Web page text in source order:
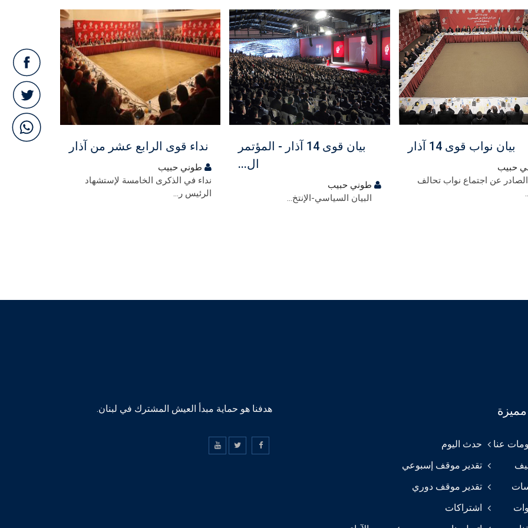
بيان نواب قوى 14 آذار
حبيب
الصادر عن اجتماع نواب تحالف
مجاني
بيان قوى 14 آذار - المؤتمر
ال...
طوني حبيب
البيان السياسي-الإنتخ...
مجاني
نداء قوى الرابع عشر من آذار
طوني حبيب
نداء في الذكرى الخامسة لإستشهاد
الرئيس ر...
مجاني
هدفنا هو حماية مبدأ العيش المشترك في لبنان.
عنا
حدث اليوم
تقدير موقف إسبوعي
تقدير موقف دوري
اشتراكات